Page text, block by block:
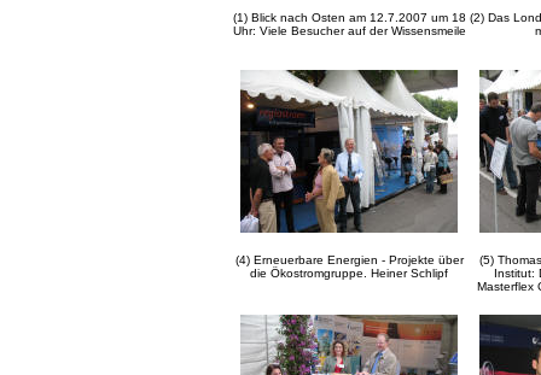
(1) Blick nach Osten am 12.7.2007 um 18
Uhr: Viele Besucher auf der Wissensmeile
(2) Das
(4) Erneuerbare Energien - Projekte über
die Ökostromgruppe. Heiner Schlipf
(5)
Institut:
Masterflex